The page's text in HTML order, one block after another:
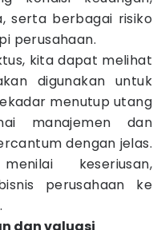
serta berbagai risiko
perusahaan.
kita dapat melihat
digunakan untuk
menutup utang
manajemen dan
dengan jelas.
keseriusan,
perusahaan ke